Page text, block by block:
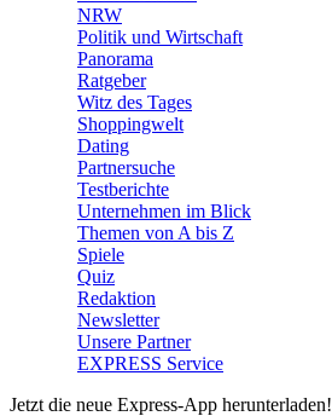
NRW
Politik und Wirtschaft
Panorama
Ratgeber
Witz des Tages
Shoppingwelt
Dating
Partnersuche
Testberichte
Unternehmen im Blick
Themen von A bis Z
Spiele
Quiz
Redaktion
Newsletter
Unsere Partner
EXPRESS Service
Jetzt die neue Express-App herunterladen!